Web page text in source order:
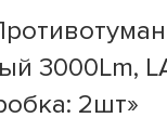
3000Lm,
2шт»